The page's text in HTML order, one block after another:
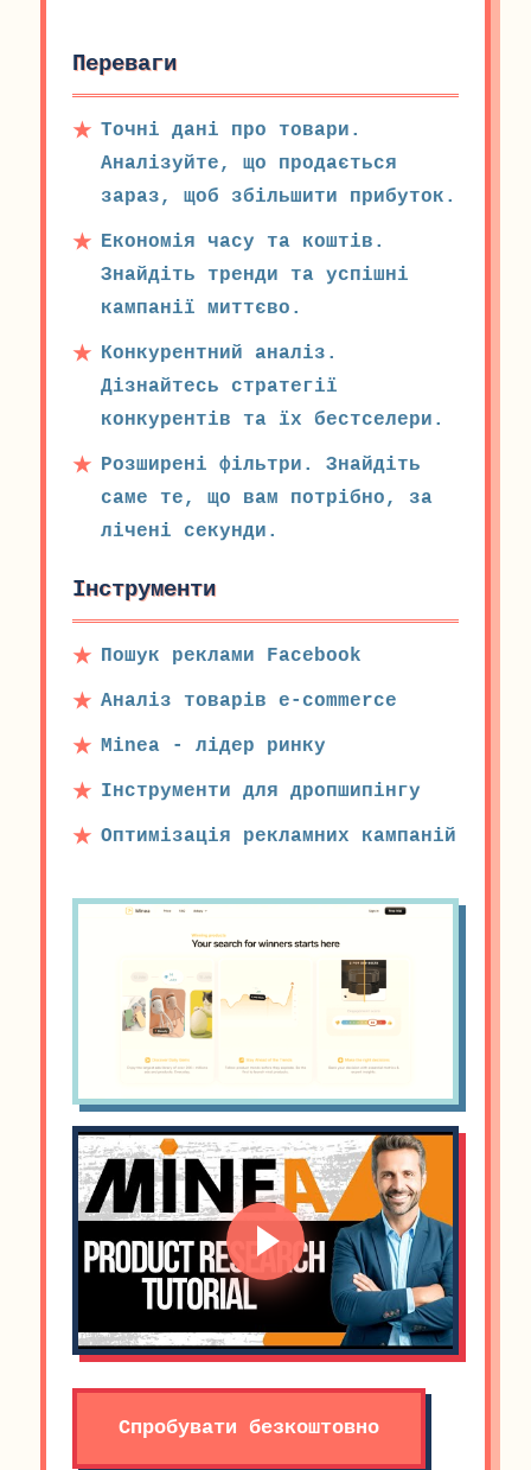
Переваги
Точні дані про товари.
Аналізуйте, що продається
зараз, щоб збільшити прибуток.
Економія часу та коштів.
Знайдіть тренди та успішні
кампанії миттєво.
Конкурентний аналіз.
Дізнайтесь стратегії
конкурентів та їх бестселери.
Розширені фільтри. Знайдіть
саме те, що вам потрібно, за
лічені секунди.
Інструменти
Пошук реклами Facebook
Аналіз товарів e-commerce
Minea - лідер ринку
Інструменти для дропшипінгу
Оптимізація рекламних кампаній
Спробувати безкоштовно